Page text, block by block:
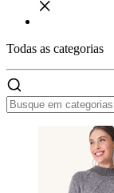
Todas as categorias